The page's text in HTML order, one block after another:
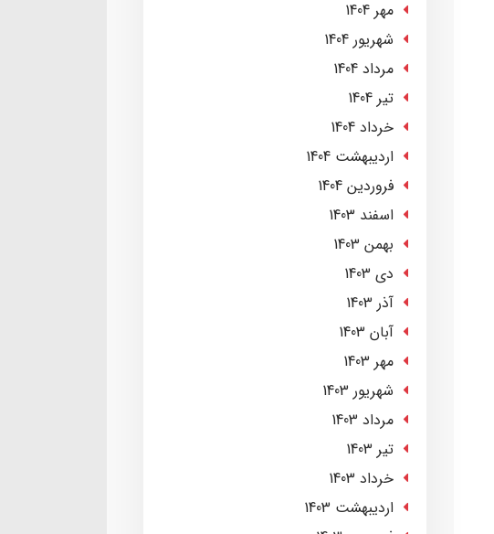
مهر 1404
شهریور 1404
مرداد 1404
تير 1404
خرداد 1404
ارديبهشت 1404
فروردین 1404
اسفند 1403
بهمن 1403
دی 1403
آذر 1403
آبان 1403
مهر 1403
شهریور 1403
مرداد 1403
تير 1403
خرداد 1403
ارديبهشت 1403